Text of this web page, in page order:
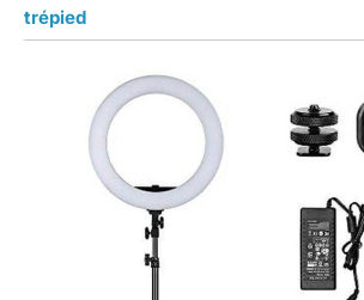
trépied